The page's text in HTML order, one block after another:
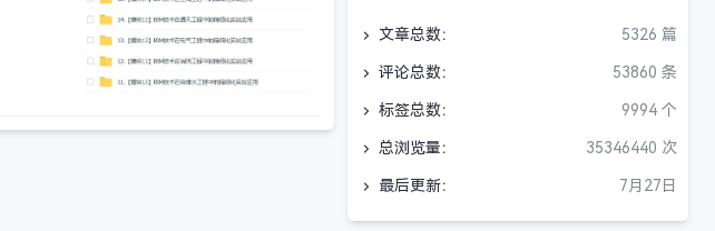
文章总数： 5326 篇
评论总数： 53860 条
标签总数： 9994 个
总浏览量： 35346440 次
最后更新： 7月27日